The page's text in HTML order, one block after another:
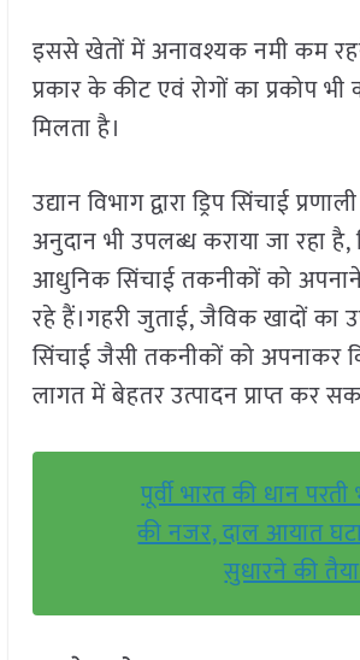
इससे खेतों में अनावश्यक नमी कम
प्रकार के कीट एवं रोगों का प्रकोप
मिलता है।
उद्यान विभाग द्वारा ड्रिप सिंचाई
अनुदान भी उपलब्ध कराया जा रहा
आधुनिक सिंचाई तकनीकों को अपनाने
रहे हैं।गहरी जुताई, जैविक खादों का
सिंचाई जैसी तकनीकों को अपनाकर
लागत में बेहतर उत्पादन प्राप्त कर
पूर्वी भारत की धान
की नजर, दाल आयात
सुधारने की